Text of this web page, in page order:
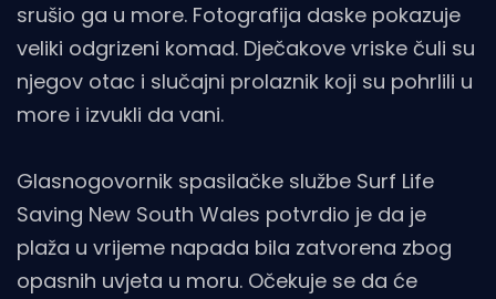
srušio ga u more. Fotografija daske pokazuje
veliki odgrizeni komad. Dječakove vriske čuli su
njegov otac i slučajni prolaznik koji su pohrlili u
more i izvukli da vani.
Glasnogovornik spasilačke službe Surf Life
Saving New South Wales potvrdio je da je
plaža u vrijeme napada bila zatvorena zbog
opasnih uvjeta u moru. Očekuje se da će